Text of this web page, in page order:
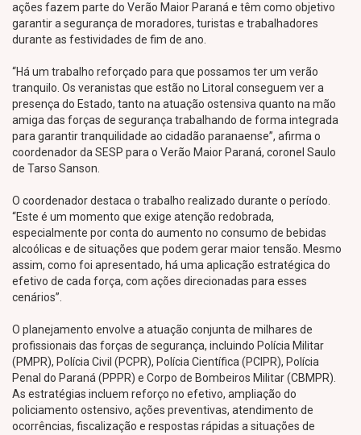
ações fazem parte do Verão Maior Paraná e têm como objetivo
garantir a segurança de moradores, turistas e trabalhadores
durante as festividades de fim de ano.
“Há um trabalho reforçado para que possamos ter um verão
tranquilo. Os veranistas que estão no Litoral conseguem ver a
presença do Estado, tanto na atuação ostensiva quanto na mão
amiga das forças de segurança trabalhando de forma integrada
para garantir tranquilidade ao cidadão paranaense”, afirma o
coordenador da SESP para o Verão Maior Paraná, coronel Saulo
de Tarso Sanson.
O coordenador destaca o trabalho realizado durante o período.
“Este é um momento que exige atenção redobrada,
especialmente por conta do aumento no consumo de bebidas
alcoólicas e de situações que podem gerar maior tensão. Mesmo
assim, como foi apresentado, há uma aplicação estratégica do
efetivo de cada força, com ações direcionadas para esses
cenários”.
O planejamento envolve a atuação conjunta de milhares de
profissionais das forças de segurança, incluindo Polícia Militar
(PMPR), Polícia Civil (PCPR), Polícia Científica (PCIPR), Polícia
Penal do Paraná (PPPR) e Corpo de Bombeiros Militar (CBMPR).
As estratégias incluem reforço no efetivo, ampliação do
policiamento ostensivo, ações preventivas, atendimento de
ocorrências, fiscalização e respostas rápidas a situações de